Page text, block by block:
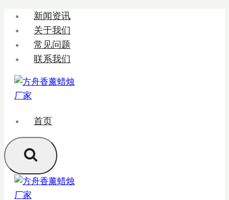
新闻资讯
关于我们
常见问题
联系我们
首页